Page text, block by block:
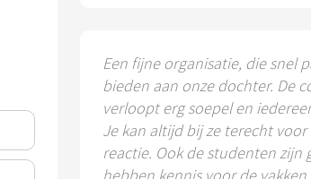
Een fijne organisatie, die snel
bieden aan onze dochter. De
verloopt erg soepel en
Je kan altijd bij ze terecht voor
reactie. Ook de studenten zijn